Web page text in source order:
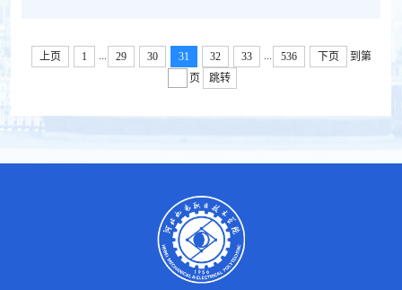
树人”为根本任务，致力于构建线上与线下深度融合的育人新阵地。
线上，工作站持续加强思想引领与内容建设，打造主题鲜明的网络思
政空间；线下，工作站紧密围绕学生成长需求，举办丰富多彩的校园
上页 1 29 30 31 32 33 536 下页
到第
页
跳转